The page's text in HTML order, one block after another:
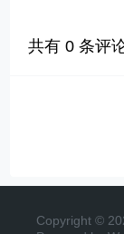
共有0 条评
Copyright ©